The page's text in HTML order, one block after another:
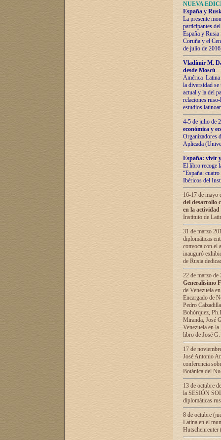
NUEVA
España y
La presente
participantes
España y
Coruña y el
de julio de
Vladímir М.
desde Moscú.
América Latina
la diversidad
actual у lа del
relaciones
estudios
4-5 de julio de
económica y
Organizadores
Aplicada
España: vivir
El libro recoge
“España:
Ibéricos del
16-17 de mayo
del desarrollo
en la
Instituto de
31 de marzo
diplomáticas
convoca con el
inauguró
de Rusia
22 de marzo
Generalísimo
de Venezuela
Encargado de
Pedro
Bohórquez,
Miranda, José
Venezuela en
libro de José
17 de
José Antonio
conferencia
Botánica del
13 de octubre
la SESIÓN
diplomáticas
8 de octubre
Latina en el